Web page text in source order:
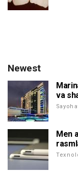
Newest
va
Men